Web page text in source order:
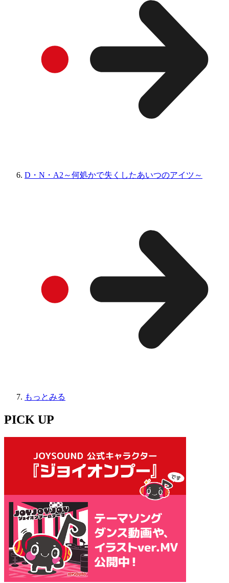
D・N・A2～何処かで失くしたあいつのアイツ～
もっとみる
PICK UP